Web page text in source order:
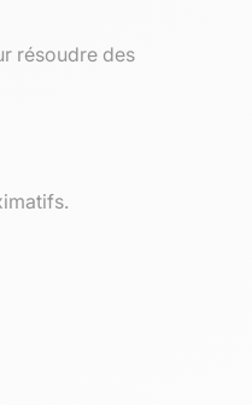
résoudre des